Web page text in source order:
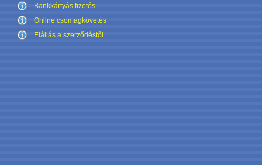
Bankkártyás fizetés
Online csomagkövetés
Elállás a szerződéstől